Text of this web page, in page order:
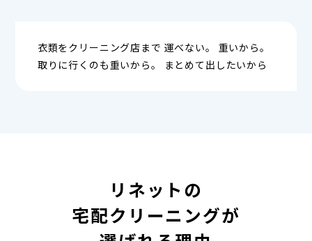
衣類をクリーニング店まで 運べない。 重いから。
取りに行くのも重いから。 まとめて出したいから
リネットの
宅配クリーニングが